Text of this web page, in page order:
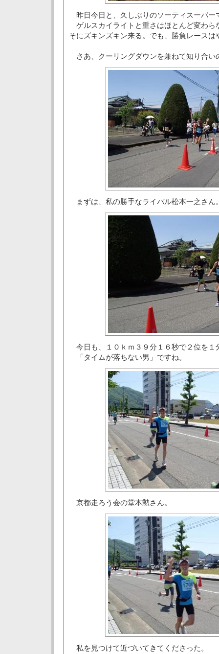
昨日今日と、久しぶりのソーティスーパー
ゲルスカイライトと重さはほとんど変わら
そにズキンズキン来る。でも、勝負レースは
さあ、クーリングダウンを兼ねて知り合い
まずは、私の勝手なライバル松本一之さん
今日も、１０ｋｍ３９分１６秒で２位を１
「タイムが落ちない男」ですね。
京都走ろう会の堂本勲さん。
私を見つけて近づいてきてくださった。